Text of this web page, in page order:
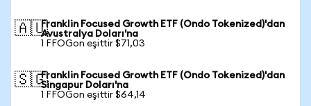
🇦🇺Franklin Focused Growth ETF (Ondo Tokenized)'dan
Avustralya Doları'na
1 FFOGon eşittir $71,03
🇸🇬Franklin Focused Growth ETF (Ondo Tokenized)'dan
Singapur Doları'na
1 FFOGon eşittir $64,14